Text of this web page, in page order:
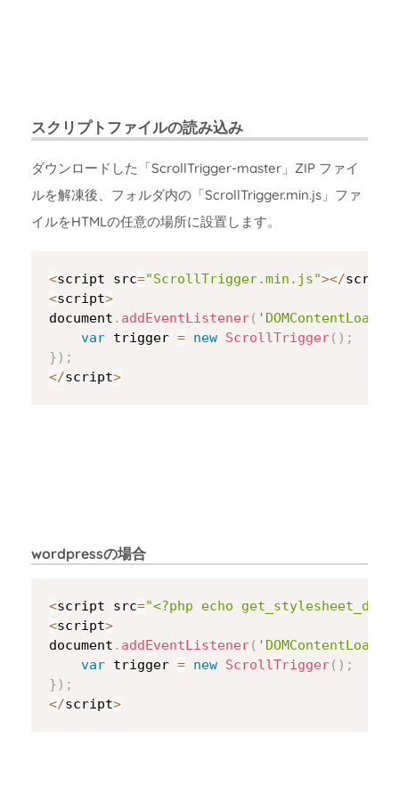
スクリプトファイルの読み込み
ダウンロードした「ScrollTrigger-master」ZIP ファイ
ルを解凍後、フォルダ内の「ScrollTrigger.min.js」ファ
イルをHTMLの任意の場所に設置します。
<script src="ScrollTrigger.min.js"></script
<script>
document . addEventListener(
var trigger = new ScrollTrigger( ) ;
} ) ;
</script>
wordpressの場合
<script src="<?php echo
<script>
document . addEventListener(
var trigger = new ScrollTrigger( ) ;
} ) ;
</script>